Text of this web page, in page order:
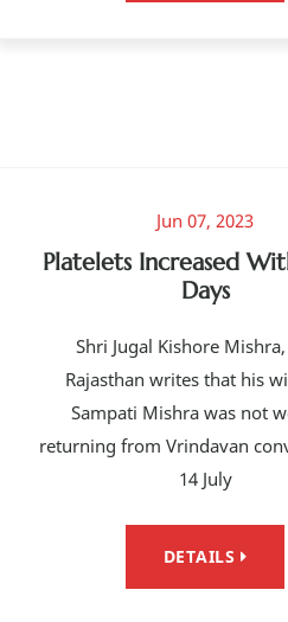
Jun 07, 2023
Platelets Increased
Days
Shri Jugal Kishore
Rajasthan writes that his
Sampati Mishra was not
returning from Vrindavan
14 July
DETAILS